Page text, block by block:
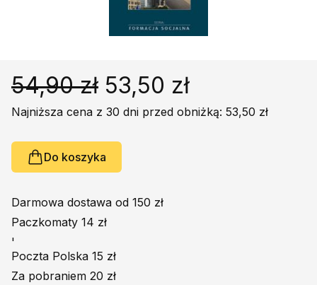
54,90 zł 53,50 zł
Najniższa cena z 30 dni przed obniżką: 53,50 zł
Do koszyka
Darmowa dostawa od 150 zł
Paczkomaty 14 zł
'
Poczta Polska 15 zł
Za pobraniem 20 zł